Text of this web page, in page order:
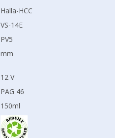
Halla-HCC
VS-14E
PV5
mm
12 V
PAG 46
150ml